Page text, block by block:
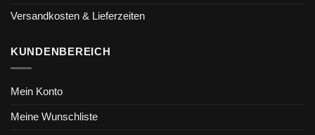
Versandkosten & Lieferzeiten
KUNDENBEREICH
Mein Konto
Meine Wunschliste